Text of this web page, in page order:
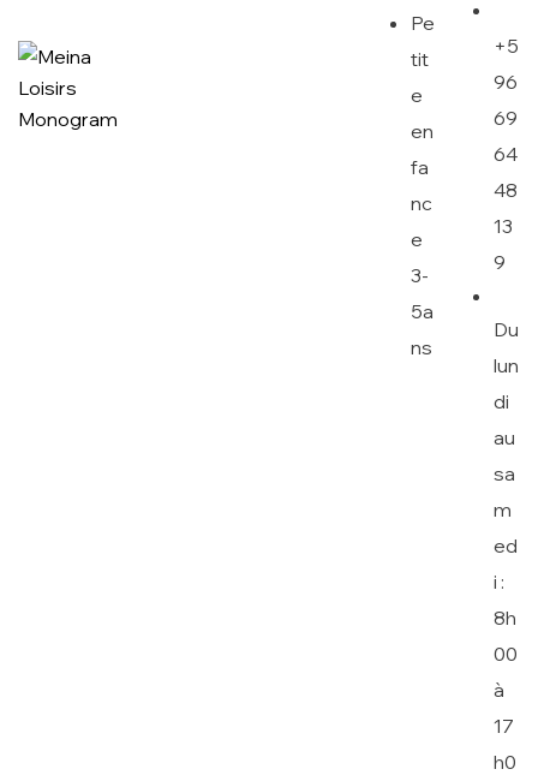
Pe
tit
e
en
fa
nc
e
3-
5a
ns
+5
96
69
64
48
13
9
Du
lun
di
au
sa
m
ed
i :
8h
00
à
17
h0